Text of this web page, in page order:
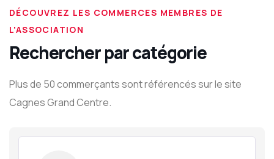
DÉCOUVREZ LES COMMERCES MEMBRES DE
L'ASSOCIATION
Rechercher par catégorie
Plus de 50 commerçants sont référencés sur le site
Cagnes Grand Centre.